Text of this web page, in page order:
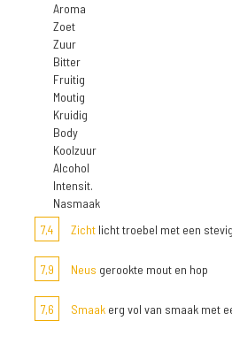
Aroma
Zoet
Zuur
Bitter
Fruitig
Moutig
Kruidig
Body
Koolzuur
Alcohol
Intensit.
Nasmaak
7,4
Zicht licht troebel met een
7,9 Neus gerookte mout en hop
7,6 Smaak erg vol van smaak met